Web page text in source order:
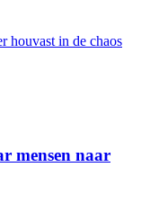
houvast in de chaos
mensen naar